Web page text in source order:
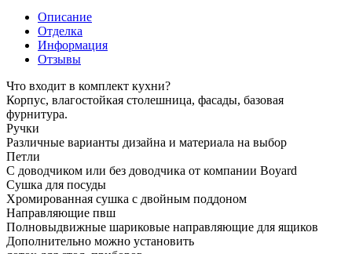
Описание
Отделка
Информация
Отзывы
Что входит в комплект кухни?
Корпус, влагостойкая столешница, фасады, базовая
фурнитура.
Ручки
Различные варианты дизайна и материала на выбор
Петли
С доводчиком или без доводчика от компании Boyard
Сушка для посуды
Хромированная сушка с двойным поддоном
Направляющие пвш
Полновыдвижные шариковые направляющие для ящиков
Дополнительно можно установить